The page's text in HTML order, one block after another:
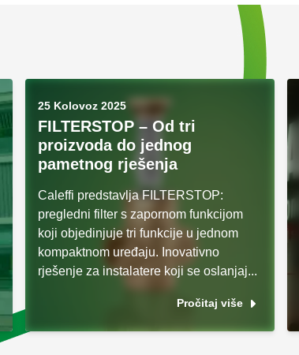
25 Kolovoz 2025
FILTERSTOP – Od tri
proizvoda do jednog
pametnog rješenja
Caleffi predstavlja FILTERSTOP:
pregledni filter s zapornom funkcijom
koji objedinjuje tri funkcije u jednom
kompaktnom uređaju. Inovativno
rješenje za instalatere koji se oslanjaj...
Pročitaj više